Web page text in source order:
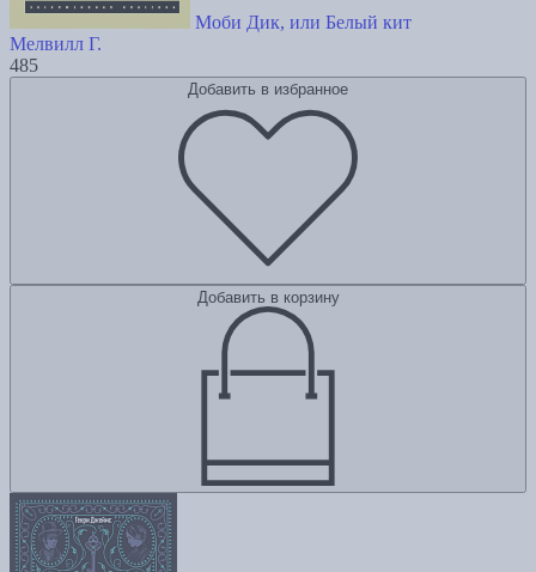
Моби Дик, или Белый кит
Мелвилл Г.
485
Добавить в избранное
Добавить в корзину